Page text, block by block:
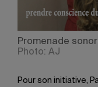
Promenade
Photo: AJ
Pour son initiative,